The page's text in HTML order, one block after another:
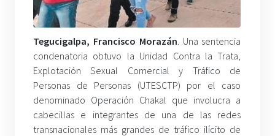
Tegucigalpa, Francisco Morazán . Una sentencia
condenatoria obtuvo la Unidad Contra la Trata,
Explotación Sexual Comercial y Tráfico de
Personas de Personas (UTESCTP) por el caso
denominado Operación Chakal que involucra a
cabecillas e integrantes de una de las redes
transnacionales más grandes de tráfico ilícito de